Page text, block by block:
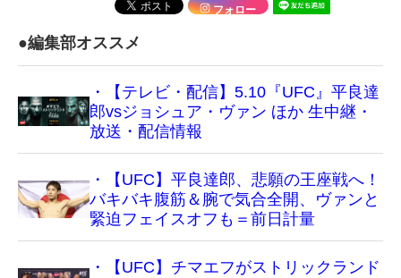
フォロー
●編集部オススメ
・【テレビ・配信】5.10『UFC』平良達
郎vsジョシュア・ヴァン ほか 生中継・
放送・配信情報
・【UFC】平良達郎、悲願の王座戦へ！
バキバキ腹筋＆腕で気合全開、ヴァンと
緊迫フェイスオフも＝前日計量
・【UFC】チマエフがストリックランド